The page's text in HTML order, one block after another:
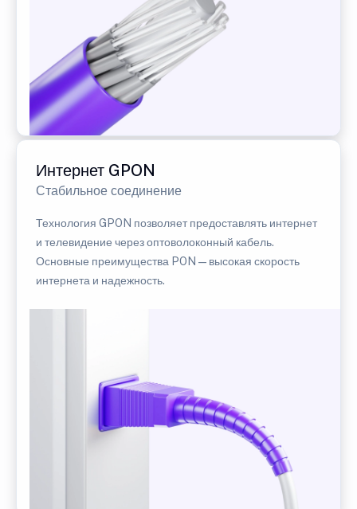
Интернет GPON
Стабильное соединение
Технология GPON позволяет предоставлять интернет
и телевидение через оптоволоконный кабель.
Основные преимущества PON — высокая скорость
интернета и надежность.